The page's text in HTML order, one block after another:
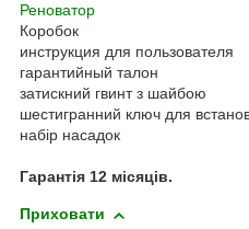
Реноватор
Коробок
инструкция для пользователя
гарантийный талон
затискний гвинт з шайбою
шестигранний ключ для
набір насадок
Гарантія 12 місяців.
Приховати